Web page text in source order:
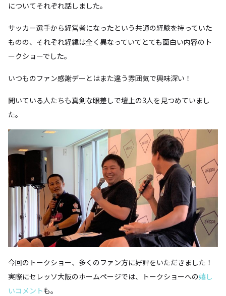
についてそれぞれ話しました。
サッカー選手から経営者になったという共通の経験を持っていた
ものの、それぞれ経緯は全く異なっていてとても面白い内容のト
ークショーでした。
いつものファン感謝デーとはまた違う雰囲気で興味深い！
聞いている人たちも真剣な眼差しで壇上の3人を見つめていまし
た。
今回のトークショー、多くのファン方に好評をいただきました！
実際にセレッソ大阪のホームページでは、トークショーへの嬉し
いコメントも。